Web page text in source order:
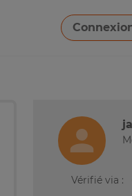
Télécharger
Vérifié via :